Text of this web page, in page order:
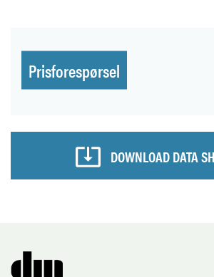
Prisforespørsel
DOWNLOAD DATA